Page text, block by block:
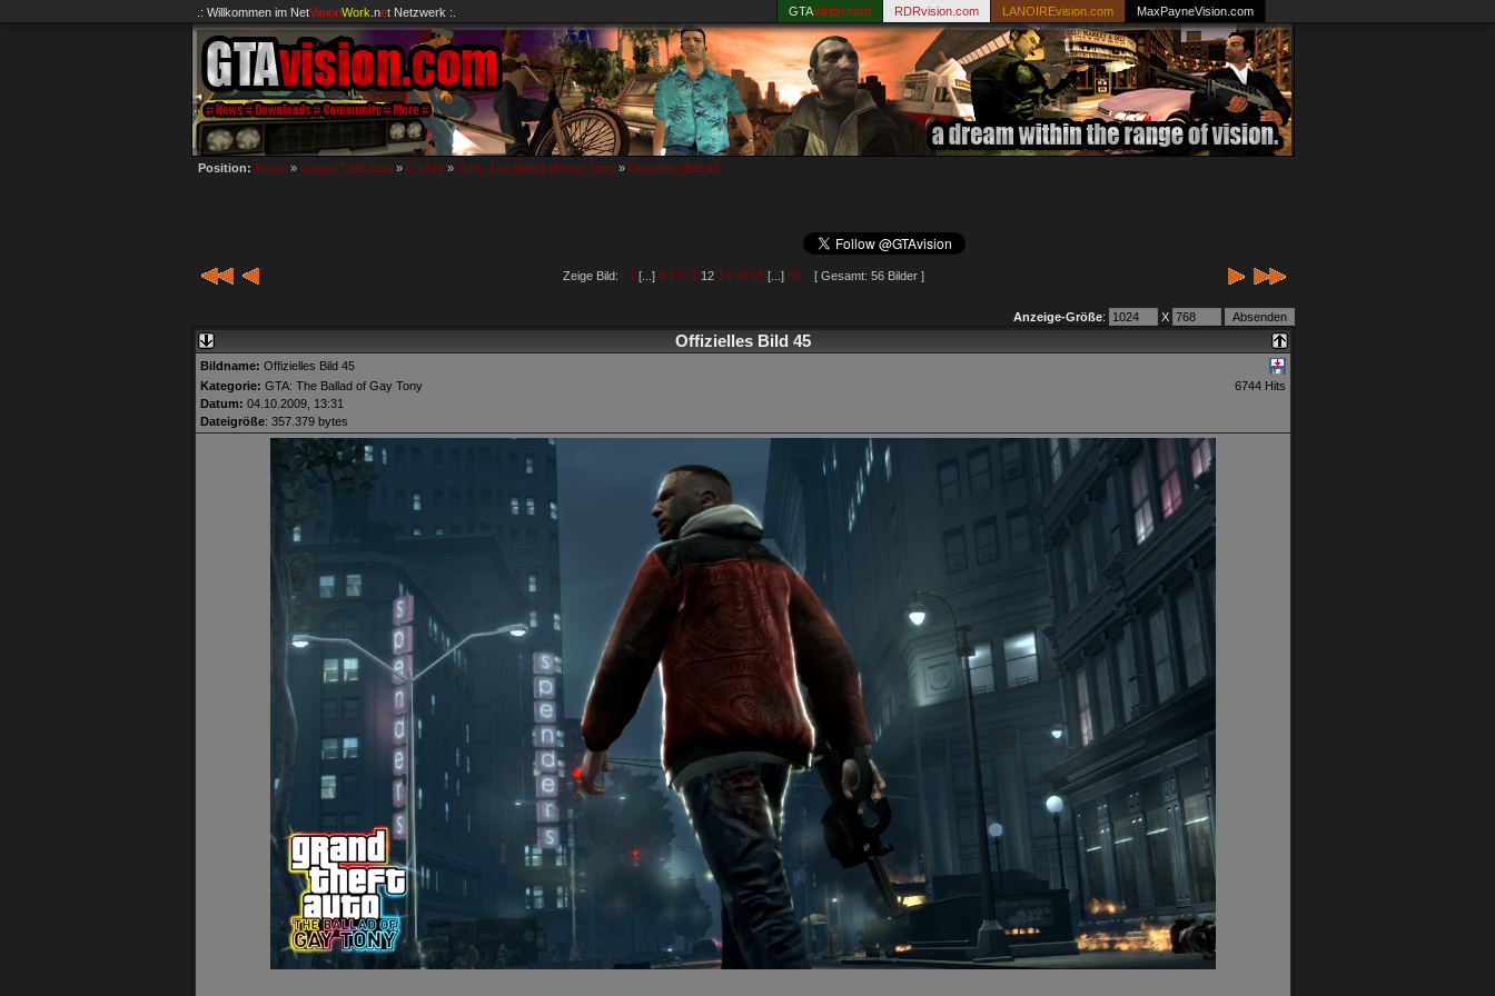
.: Willkommen im NetVisionWork .net Netzwerk :. GTAvision.com RDRvision.com LANOIREvision.com MaxPayneVision.com
Position: Home » Grand Theft Auto » GTA IV » GTA: The Ballad of Gay Tony » Offizielles Bild 45
Zeige Bild: 1 [...] 9 10 11 12 13 14 15[...] 56[ Gesamt: 56 Bilder ]
Anzeige-Größe: X
Offizielles Bild 45
Bildname: Offizielles Bild 45
Kategorie: GTA: The Ballad of Gay Tony
6744 Hits
Datum: 04.10.2009, 13:31
Dateigröße: 357.379 bytes